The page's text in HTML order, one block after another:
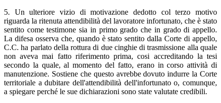
5. Un ulteriore vizio di motivazione dedotto col terzo motivo
riguarda la ritenuta attendibilità del lavoratore infortunato, che è stato
sentito come testimone sia in primo grado che in grado di appello.
La difesa osserva che, quando è stato sentito dalla Corte di appello,
C.C. ha parlato della rottura di due cinghie di trasmissione alla quale
non aveva mai fatto riferimento prima, cosi accreditando la tesi
secondo la quale, al momento del fatto, erano in corso attività di
manutenzione. Sostiene che questo avrebbe dovuto indurre la Corte
territoriale a dubitare dell'attendibilità dell'infortunato o, comunque,
a spiegare perché le sue dichiarazioni sono state valutate credibili.